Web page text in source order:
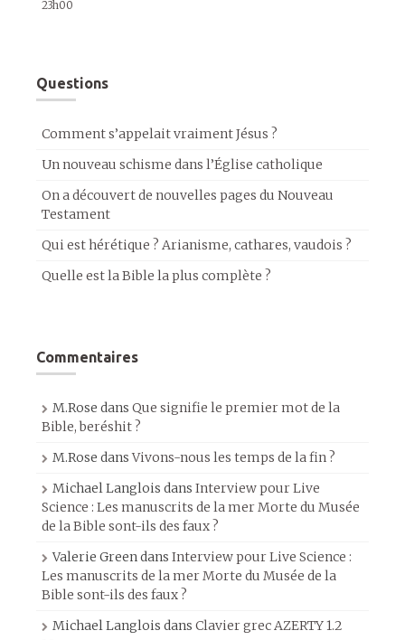
23h00
Questions
Comment s’appelait vraiment Jésus ?
Un nouveau schisme dans l’Église catholique
On a découvert de nouvelles pages du Nouveau
Testament
Qui est hérétique ? Arianisme, cathares, vaudois ?
Quelle est la Bible la plus complète ?
Commentaires
M.Rose dans Que signifie le premier mot de la
Bible, beréshit ?
M.Rose dansVivons-nous les temps de la fin ?
Michael Langlois dans Interview pour Live
Science : Les manuscrits de la mer Morte du Musée
de la Bible sont-ils des faux ?
Valerie Greendans Interview pour Live Science :
Les manuscrits de la mer Morte du Musée de la
Bible sont-ils des faux ?
Michael Langlois dans Clavier grec AZERTY 1.2